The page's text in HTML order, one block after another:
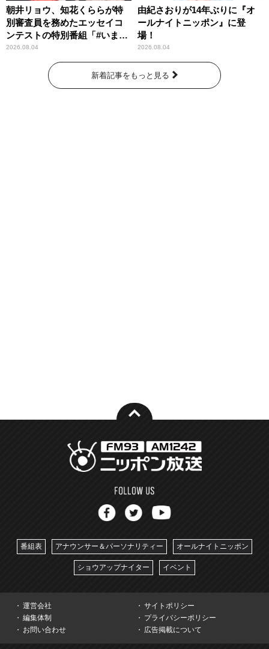
朝井リョウ、知花くららが特
別審査員を務めたエッセイコ
ンテストの特別番組「#いまあ
なたに伝えたいこと」
2026.08.04
由紀さおりが14年ぶりに『オ
ールナイトニッポン』に登
場！
2026.08.04
新着記事をもっと見る
番組表 アナウンサー＆パーソナリティー オールナイトニッポン
ショウアップナイター イベント
運営会社
サイトポリシー
編集体制
プライバシーポリシー
お問い合わせ
広告掲載について